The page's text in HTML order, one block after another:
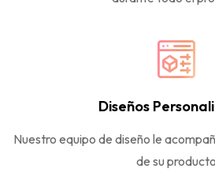
Diseños
Nuestro equipo de diseño le
de su producto